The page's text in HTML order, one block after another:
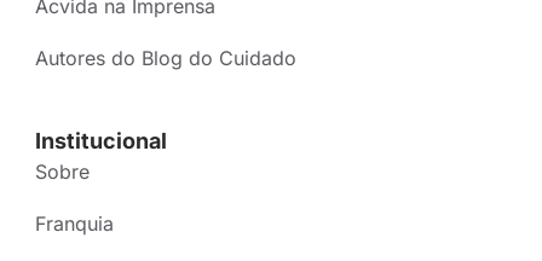
Acvida na Imprensa
Autores do Blog do Cuidado
Institucional
Sobre
Franquia